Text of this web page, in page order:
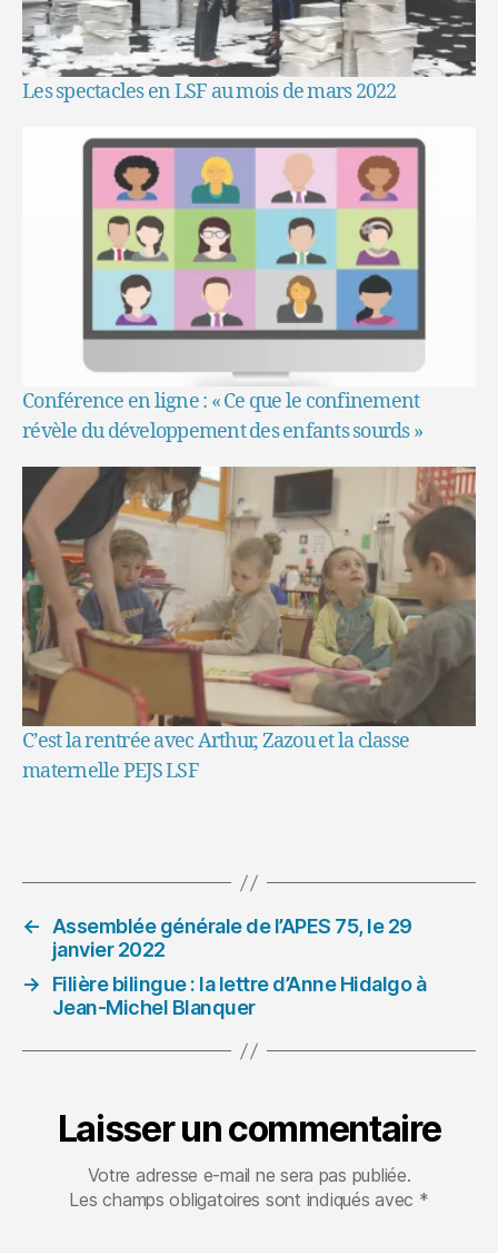
Les spectacles en LSF au mois de mars 2022
Conférence en ligne : « Ce que le confinement
révèle du développement des enfants sourds »
C’est la rentrée avec Arthur, Zazou et la classe
maternelle PEJS LSF
← Assemblée générale de l’APES 75, le 29
janvier 2022
→
Filière bilingue : la lettre d’Anne Hidalgo à
Jean-Michel Blanquer
Laisser un commentaire
Votre adresse e-mail ne sera pas publiée.
Les champs obligatoires sont indiqués avec *